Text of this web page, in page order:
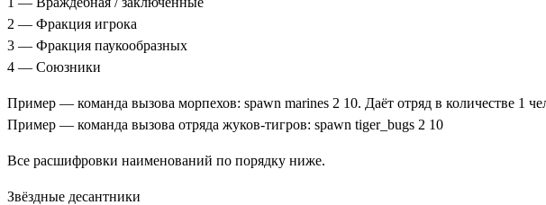
2 — Фракция игрока
3 — Фракция паукообразных
4 — Союзники
Пример — команда вызова морпехов: spawn marines 2 10. Даёт отряд в количестве 1
Пример — команда вызова отряда жуков-тигров: spawn tiger_bugs 2 10
Все расшифровки наименований по порядку ниже.
Звёздные десантники